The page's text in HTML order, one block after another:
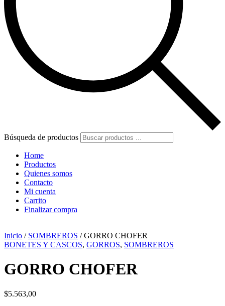
Búsqueda de productos
Home
Productos
Quienes somos
Contacto
Mi cuenta
Carrito
Finalizar compra
Inicio / SOMBREROS / GORRO CHOFER
BONETES Y CASCOS, GORROS, SOMBREROS
GORRO CHOFER
$5.563,00